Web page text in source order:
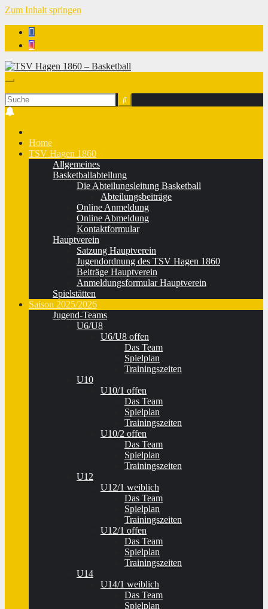
Zum Inhalt springen
Home
TSV Hagen 1860
Allgemeines
Basketballabteilung
Die Abteilungsleitung Basketball
Abteilungsbeiträge
Online Anmeldung
Online Abmeldung
Kontaktformular
Hauptverein
Satzung Hauptverein
Jugendordnung des TSV Hagen 1860
Beiträge Hauptverein
Anmeldungsformular Hauptverein
Spielstätten
Saison 2025/2026
Jugend-Teams
U6/U8
U6/U8 offen
Das Team
Spielplan
Trainingszeiten
U10
U10/1 offen
Das Team
Spielplan
Trainingszeiten
U10/2 offen
Das Team
Spielplan
Trainingszeiten
U12
U12/1 weiblich
Das Team
Spielplan
Trainingszeiten
U12/1 offen
Das Team
Spielplan
Trainingszeiten
U14
U14/1 weiblich
Das Team
Spielplan